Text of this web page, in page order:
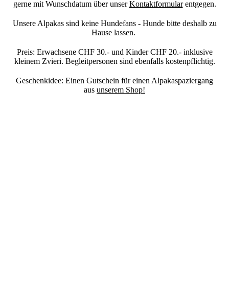
gerne mit Wunschdatum über unserKontaktformularentgegen.
Unsere Alpakas sind keine Hundefans - Hunde bitte deshalb zu
Hause lassen.
Preis: Erwachsene CHF 30.- und Kinder CHF 20.- inklusive
kleinem Zvieri. Begleitpersonen sind ebenfalls kostenpflichtig.
Geschenkidee: Einen Gutschein für einen Alpakaspaziergang
aus unserem Shop!